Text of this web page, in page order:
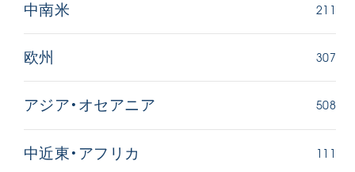
中南米 211
欧州 307
アジア・オセアニア 508
中近東・アフリカ 111